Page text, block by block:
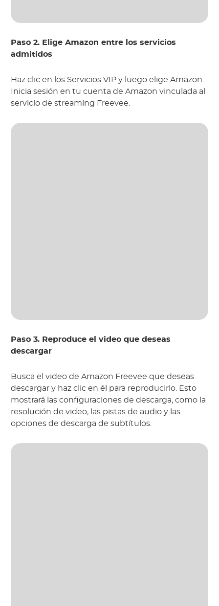
Paso 2. Elige Amazon entre los servicios
admitidos
Haz clic en los Servicios VIP y luego elige Amazon.
Inicia sesión en tu cuenta de Amazon vinculada al
servicio de streaming Freevee.
Paso 3. Reproduce el video que deseas
descargar
Busca el video de Amazon Freevee que deseas
descargar y haz clic en él para reproducirlo. Esto
mostrará las configuraciones de descarga, como la
resolución de video, las pistas de audio y las
opciones de descarga de subtítulos.